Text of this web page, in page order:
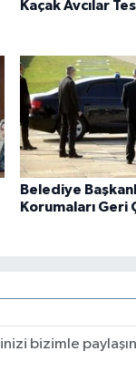
Kaçak Avcılar
Belediye
Korumaları Geri